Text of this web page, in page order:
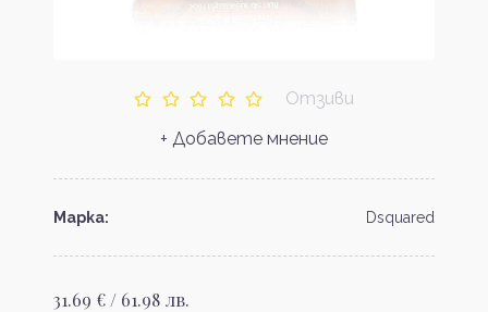
Отзиви
+ Добавете мнение
Марка: Dsquared
31.69 € / 61.98 лв.